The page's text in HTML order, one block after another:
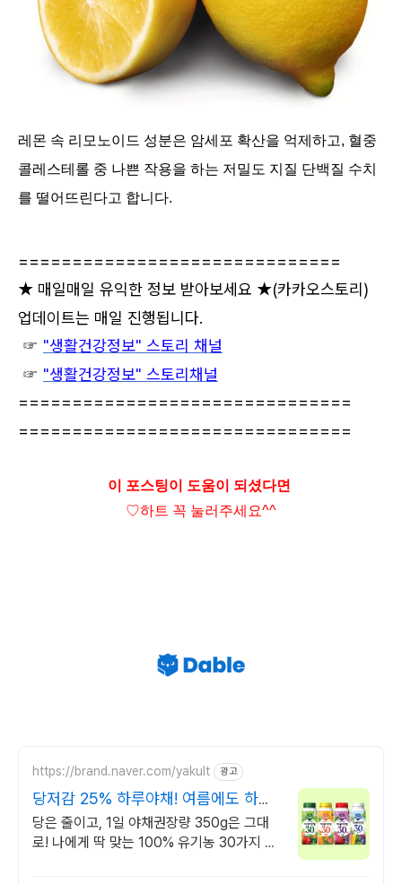
레몬 속 리모노이드 성분은 암세포 확산을 억제하고, 혈중
콜레스테롤 중 나쁜 작용을 하는 저밀도 지질 단백질 수치
를 떨어뜨린다고 합니다.
==============================
★ 매일매일 유익한 정보 받아보세요 ★(카카오스토리)
업데이트는 매일 진행됩니다.
☞ "생활건강정보" 스토리 채널
☞ "생활건강정보" 스토리채널
===============================
===============================
이 포스팅이 도움이 되셨다면
♡하트 꼭 눌러주세요^^
https://brand.naver.com/yakult 광고
당저감 25% 하루야채! 여름에도 하루
야채로 관리해요
당은 줄이고, 1일 야채권장량 350g은 그대
로! 나에게 딱 맞는 100% 유기농 30가지 야